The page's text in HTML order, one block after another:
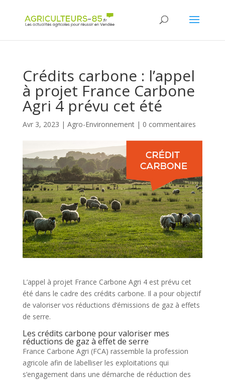
Crédits carbone : l’appel
à projet France Carbone
Agri 4 prévu cet été
Avr 3, 2023 | Agro-Environnement| 0 commentaires
L’appel à projet France Carbone Agri 4 est prévu cet
été dans le cadre des crédits carbone. Il a pour objectif
de valoriser vos réductions d’émissions de gaz à effets
de serre.
Les crédits carbone pour valoriser mes
réductions de gaz à effet de serre
France Carbone Agri (FCA) rassemble la profession
agricole afin de labelliser les exploitations qui
s’engagement dans une démarche de réduction des